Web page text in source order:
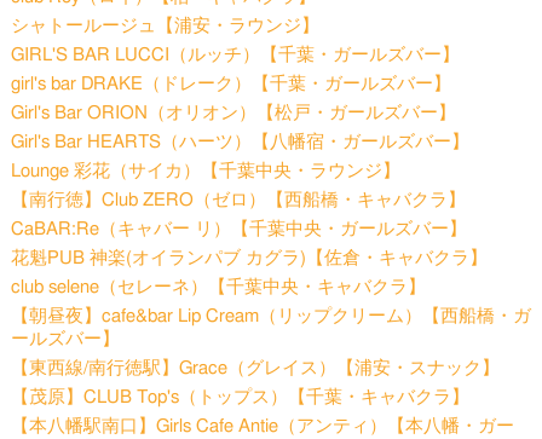
シャトールージュ【浦安・ラウンジ】
GIRL'S BAR LUCCI（ルッチ）【千葉・ガールズバー】
girl's bar DRAKE（ドレーク）【千葉・ガールズバー】
Girl's Bar ORION（オリオン）【松戸・ガールズバー】
Girl's Bar HEARTS（ハーツ）【八幡宿・ガールズバー】
Lounge 彩花（サイカ）【千葉中央・ラウンジ】
【南行徳】Club ZERO（ゼロ）【西船橋・キャバクラ】
CaBAR:Re（キャバー リ）【千葉中央・ガールズバー】
花魁PUB 神楽(オイランパブ カグラ)【佐倉・キャバクラ】
club selene（セレーネ）【千葉中央・キャバクラ】
【朝昼夜】cafe&bar Lip Cream（リップクリーム）【西船橋・ガ
ールズバー】
【東西線/南行徳駅】Grace（グレイス）【浦安・スナック】
【茂原】CLUB Top's（トップス）【千葉・キャバクラ】
【本八幡駅南口】Girls Cafe Antie（アンティ）【本八幡・ガー